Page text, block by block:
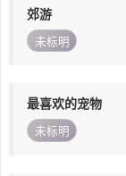
郊游
未标明
最喜欢的宠物
未标明